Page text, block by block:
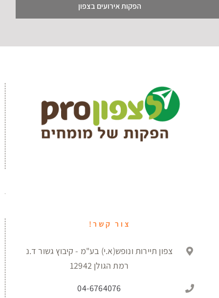
הפקות אירועים בצפון
צור קשר!
צפון תיירות ונופש(א.י) בע"מ - קיבוץ גשור ד.נ
רמת הגולן 12942
04-6764076